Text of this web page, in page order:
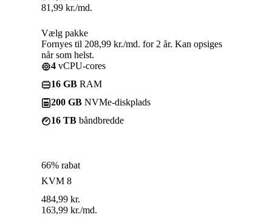
81,99 kr./md.
Vælg pakke
Fornyes til 208,99 kr./md. for 2 år. Kan opsiges
når som helst.
4 vCPU-cores
16 GB RAM
200 GB NVMe-diskplads
16 TB båndbredde
66% rabat
KVM 8
484,99 kr.
163,99 kr./md.